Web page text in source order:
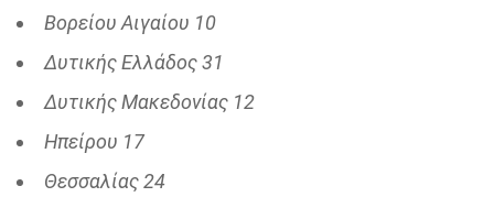
Βορείου Αιγαίου 10
Δυτικής Ελλάδος 31
Δυτικής Μακεδονίας 12
Ηπείρου 17
Θεσσαλίας 24